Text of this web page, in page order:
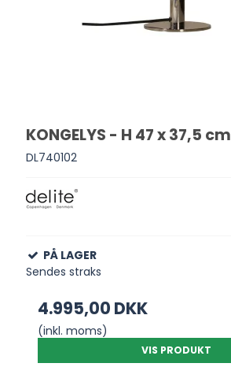
KONGELYS - H 47 x 37,5 cm
DL740102
PÅ LAGER
Sendes straks
4.995,00 DKK
(inkl. moms)
VIS PRODUKT